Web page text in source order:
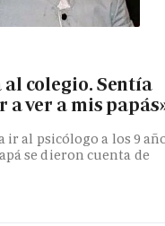
al colegio. Sentía
a ver a mis
al psicólogo a los 9
se dieron cuenta de